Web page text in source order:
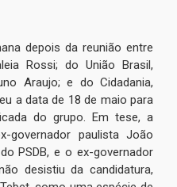
depois da reunião entre
Rossi; do União Brasil,
Araujo; e do Cidadania,
a data de 18 de maio para
do grupo. Em tese, a
governador paulista João
PSDB, e o ex-governador
desistiu da candidatura,